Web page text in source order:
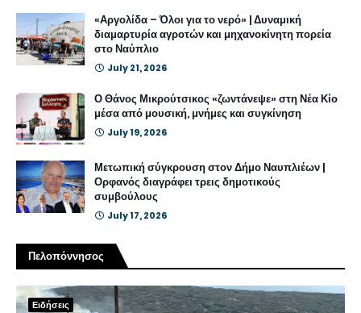
«Αργολίδα – Όλοι για το νερό» | Δυναμική
διαμαρτυρία αγροτών και μηχανοκίνητη πορεία
στο Ναύπλιο
July 21, 2026
Ο Θάνος Μικρούτσικος «ζωντάνεψε» στη Νέα Κίο
μέσα από μουσική, μνήμες και συγκίνηση
July 19, 2026
Μετωπική σύγκρουση στον Δήμο Ναυπλιέων |
Ορφανός διαγράφει τρεις δημοτικούς
συμβούλους
July 17, 2026
Πελοπόννησος
Ειδήσεις